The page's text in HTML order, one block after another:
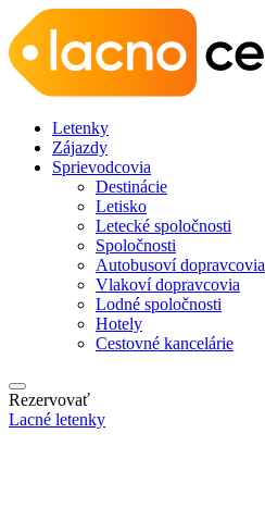
Letenky
Zájazdy
Sprievodcovia
Destinácie
Letisko
Letecké spoločnosti
Spoločnosti
Autobusoví dopravcovia
Vlakoví dopravcovia
Lodné spoločnosti
Hotely
Cestovné kancelárie
Rezervovať
Lacné letenky